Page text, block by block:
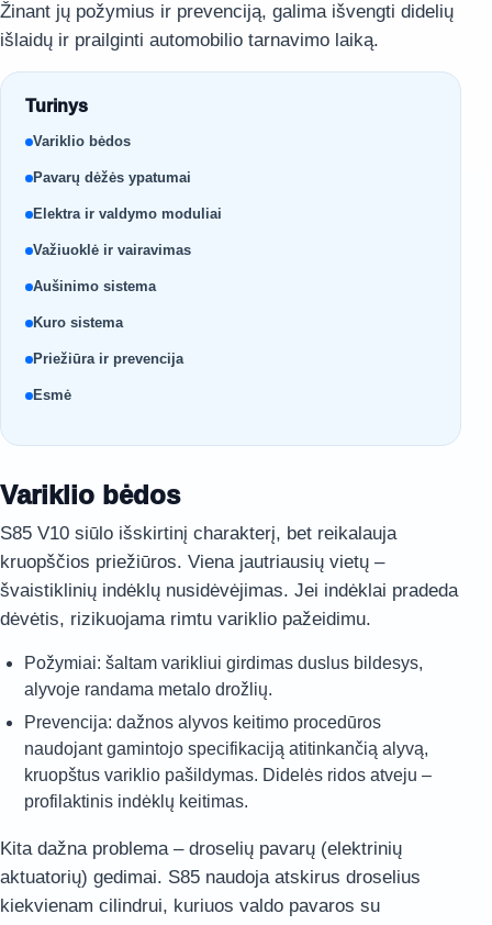
Žinant jų požymius ir prevenciją, galima išvengti didelių
išlaidų ir prailginti automobilio tarnavimo laiką.
Turinys
Variklio bėdos
Pavarų dėžės ypatumai
Elektra ir valdymo moduliai
Važiuoklė ir vairavimas
Aušinimo sistema
Kuro sistema
Priežiūra ir prevencija
Esmė
Variklio bėdos
S85 V10 siūlo išskirtinį charakterį, bet reikalauja
kruopščios priežiūros. Viena jautriausių vietų –
švaistiklinių indėklų nusidėvėjimas. Jei indėklai pradeda
dėvėtis, rizikuojama rimtu variklio pažeidimu.
Požymiai: šaltam varikliui girdimas duslus bildesys,
alyvoje randama metalo drožlių.
Prevencija: dažnos alyvos keitimo procedūros
naudojant gamintojo specifikaciją atitinkančią alyvą,
kruopštus variklio pašildymas. Didelės ridos atveju –
profilaktinis indėklų keitimas.
Kita dažna problema – droselių pavarų (elektrinių
aktuatorių) gedimai. S85 naudoja atskirus droselius
kiekvienam cilindrui, kuriuos valdo pavaros su